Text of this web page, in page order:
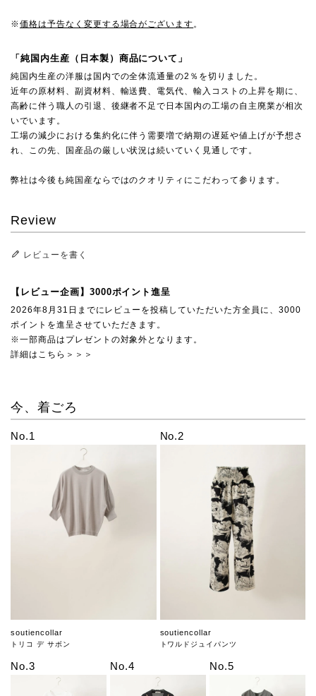
※価格は予告なく変更する場合がございます。
「純国内生産（日本製）商品について」
純国内生産の洋服は国内での全体流通量の2％を切りました。
近年の原材料、副資材料、輸送費、電気代、輸入コストの上昇を期に、
高齢に伴う職人の引退、後継者不足で日本国内の工場の自主廃業が相次
いでいます。
工場の減少における集約化に伴う需要増で納期の遅延や値上げが予想さ
れ、この先、国産品の厳しい状況は続いていく見通しです。
弊社は今後も純国産ならではのクオリティにこだわって参ります。
Review
レビューを書く
【レビュー企画】3000ポイント進呈
2026年8月31日までにレビューを投稿していただいた方全員に、3000
ポイントを進呈させていただきます。
※一部商品はプレゼントの対象外となります。
詳細はこちら＞＞＞
今、着ごろ
No.1
soutiencollar
トリコ デ サボン
No.2
soutiencollar
トワルドジュイパンツ
No.3 No.4 No.5